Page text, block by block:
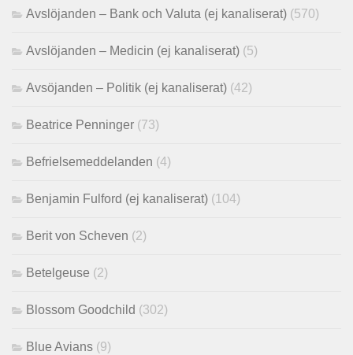
Avslöjanden – Bank och Valuta (ej kanaliserat) (570)
Avslöjanden – Medicin (ej kanaliserat) (5)
Avsöjanden – Politik (ej kanaliserat) (42)
Beatrice Penninger (73)
Befrielsemeddelanden (4)
Benjamin Fulford (ej kanaliserat) (104)
Berit von Scheven (2)
Betelgeuse (2)
Blossom Goodchild (302)
Blue Avians (9)